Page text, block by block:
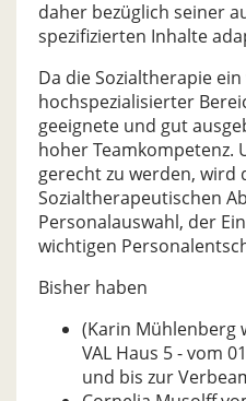
daher bezüglich seiner
spezifizierten Inhalte
Da die Sozialtherapie
hochspezialisierter
geeignete und gut
hoher Teamkompetenz.
gerecht zu werden, wird
Sozialtherapeutischen
Personalauswahl, der
wichtigen
Bisher haben
(Karin Mühlenberg
VAL Haus 5 - vom
und bis zur